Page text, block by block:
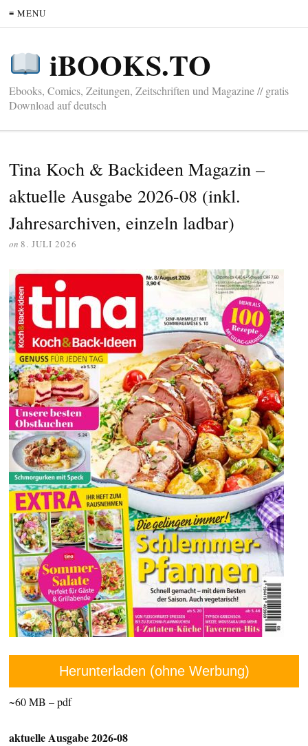
≡ MENU
iBOOKS.TO
Ebooks, Comics, Zeitungen, Zeitschriften und Magazine // gratis
Download auf deutsch
Tina Koch & Backideen Magazin –
aktuelle Ausgabe 2026-08 (inkl.
Jahresarchiven, einzeln ladbar)
on 8. JULI 2026
Herunterladen (ohne Werbung)
~60 MB – pdf
aktuelle Ausgabe 2026-08